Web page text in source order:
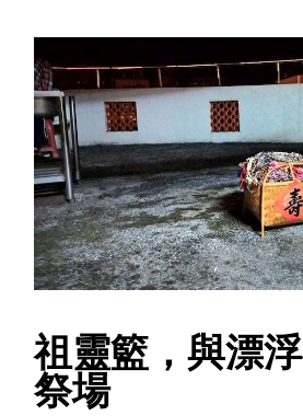
祖靈籃，與漂
祭場